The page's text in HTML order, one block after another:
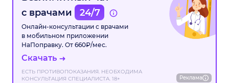
с врачами
24/7
Онлайн-консультации с врачами
в мобильном приложении
НаПоправку. От 660₽/мес.
Скачать
ЕСТЬ ПРОТИВОПОКАЗАНИЯ. НЕОБХОДИМА
КОНСУЛЬТАЦИЯ СПЕЦИАЛИСТА. 18+
Реклама